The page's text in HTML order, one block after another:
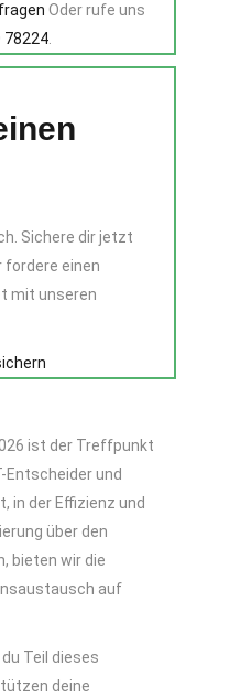
Oder rufe uns
78224
Sichere dir jetzt
fordere einen
mit unseren
ist der Treffpunkt
Entscheider und
in der Effizienz und
über den
bieten wir die
auf
Teil dieses
deine